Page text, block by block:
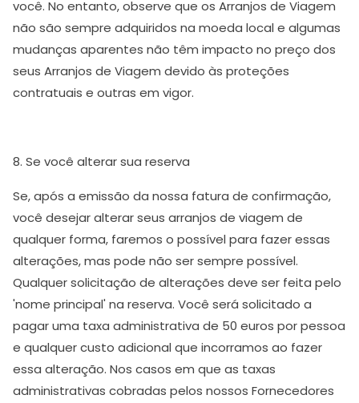
você. No entanto, observe que os Arranjos de Viagem
não são sempre adquiridos na moeda local e algumas
mudanças aparentes não têm impacto no preço dos
seus Arranjos de Viagem devido às proteções
contratuais e outras em vigor.
8. Se você alterar sua reserva
Se, após a emissão da nossa fatura de confirmação,
você desejar alterar seus arranjos de viagem de
qualquer forma, faremos o possível para fazer essas
alterações, mas pode não ser sempre possível.
Qualquer solicitação de alterações deve ser feita pelo
'nome principal' na reserva. Você será solicitado a
pagar uma taxa administrativa de 50 euros por pessoa
e qualquer custo adicional que incorramos ao fazer
essa alteração. Nos casos em que as taxas
administrativas cobradas pelos nossos Fornecedores